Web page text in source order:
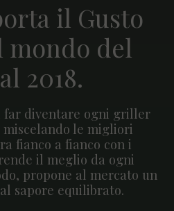
il Gusto
del
2018.
far diventare ogni griller
le migliori
fianco a fianco con i
il meglio da ogni
propone al mercato un
sapore equilibrato.